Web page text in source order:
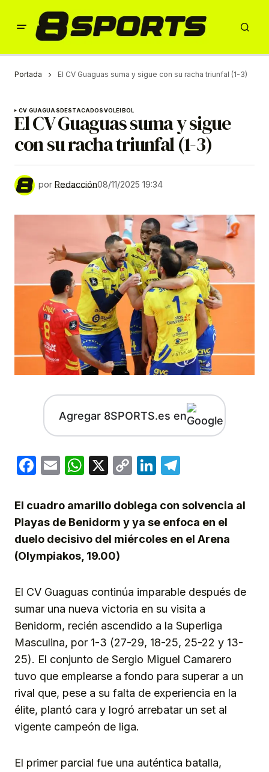
Portada El CV Guaguas suma y sigue con su racha triunfal (1-3)
CV GUAGUASDESTACADOSVOLEIBOL
El CV Guaguas suma y sigue
con su racha triunfal (1-3)
por Redacción08/11/2025 19:34
Agregar 8SPORTS.es en
Facebook
EmailWhatsApp
X
CopyLinkedIn
El cuadro amarillo doblega con solvencia al
Playas de Benidorm y ya se enfoca en el
duelo decisivo del miércoles en el Arena
(Olympiakos, 19.00)
El CV Guaguas continúa imparable después de
sumar una nueva victoria en su visita a
Benidorm, recién ascendido a la Superliga
Masculina, por 1-3 (27-29, 18-25, 25-22 y 13-
25). El conjunto de Sergio Miguel Camarero
tuvo que emplearse a fondo para superar a un
rival que, pese a su falta de experiencia en la
élite, plantó cara y logró arrebatar un set al
vigente campeón de liga.
El primer parcial fue una auténtica batalla,